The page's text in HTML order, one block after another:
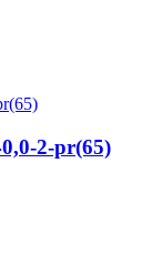
2-pr(65)